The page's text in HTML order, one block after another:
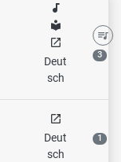
audiotrack
local_library
open_in_new
Deut
sch
queue_music
3
open_in_new
Deut
sch
1